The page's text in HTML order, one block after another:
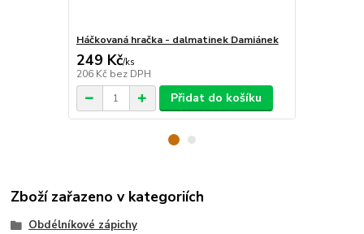
Háčkovaná hračka - dalmatinek Damiánek
249 Kč/ks
206 Kč bez DPH
Přidat do košíku
Zboží zařazeno v kategoriích
Obdélníkové zápichy